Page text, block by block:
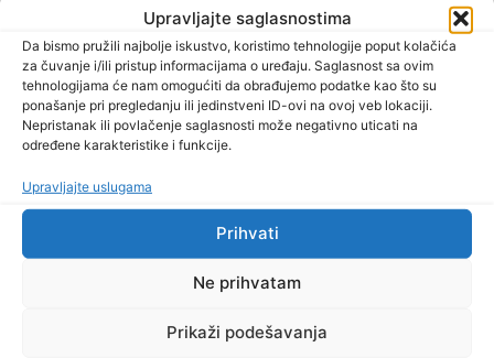
Upravljajte saglasnostima
Da bismo pružili najbolje iskustvo, koristimo tehnologije poput kolačića
za čuvanje i/ili pristup informacijama o uređaju. Saglasnost sa ovim
tehnologijama će nam omogućiti da obrađujemo podatke kao što su
ponašanje pri pregledanju ili jedinstveni ID-ovi na ovoj veb lokaciji.
Nepristanak ili povlačenje saglasnosti može negativno uticati na
određene karakteristike i funkcije.
Upravljajte uslugama
Prihvati
Ne prihvatam
Prikaži podešavanja
8 Augusta, 2026
BIHAMK: Pojačana frekvencija vozila